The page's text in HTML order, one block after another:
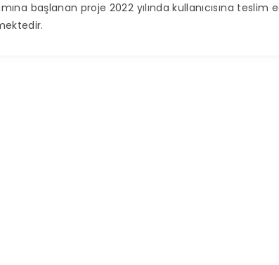
başlanan proje 2022 yılında kullanıcısına teslim